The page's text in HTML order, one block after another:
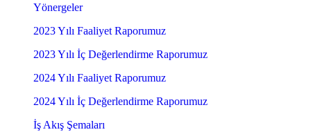
Yönergeler
2023 Yılı Faaliyet Raporumuz
2023 Yılı İç Değerlendirme Raporumuz
2024 Yılı Faaliyet Raporumuz
2024 Yılı İç Değerlendirme Raporumuz
İş Akış Şemaları